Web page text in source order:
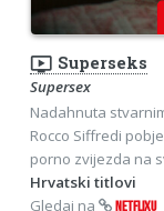
ondemand_video Superseks
Supersex
Nadahnuta
Rocco Siffredi
porno zvijezda na
Hrvatski titlovi
Gledaj na
NETFLIXU